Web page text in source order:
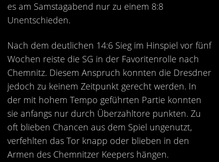
Sommerturnier
Presseberichte
Fotos
Videos
Bekleidung
Nachwuchs
Fundraising
Kontakt
es am Samstagabend nur zu einem 8:8
Unentschieden.
Nach dem deutlichen 14:6 Sieg im Hinspiel vor fünf
Wochen reiste die SG in der Favoritenrolle nach
Chemnitz. Diesem Anspruch konnten die Dresdner
jedoch zu keinem Zeitpunkt gerecht werden. In
der mit hohem Tempo geführten Partie konnten
sie anfangs nur durch Überzahltore punkten. Zu
oft blieben Chancen aus dem Spiel ungenutzt,
verfehlten das Tor knapp oder blieben in den
Armen des Chemnitzer Keepers hängen.